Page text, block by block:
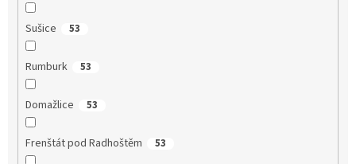
Sušice 53
Rumburk 53
Domažlice 53
Frenštát pod Radhoštěm 53